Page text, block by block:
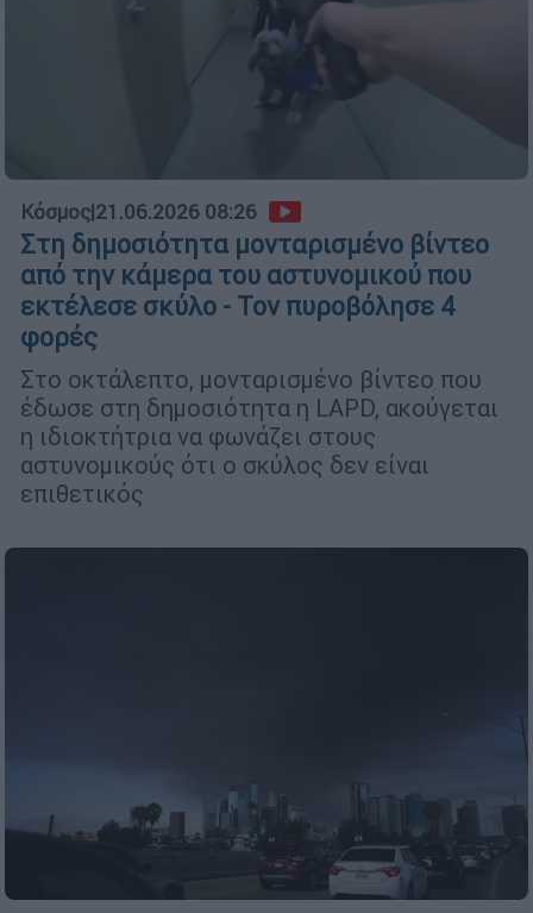
Κόσμος|21.06.2026 08:26
Στη δημοσιότητα μονταρισμένο βίντεο
από την κάμερα του αστυνομικού που
εκτέλεσε σκύλο - Τον πυροβόλησε 4
φορές
Στο οκτάλεπτο, μονταρισμένο βίντεο που
έδωσε στη δημοσιότητα η LAPD, ακούγεται
η ιδιοκτήτρια να φωνάζει στους
αστυνομικούς ότι ο σκύλος δεν είναι
επιθετικός